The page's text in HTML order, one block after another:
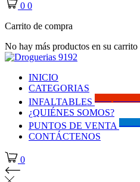
0 0
Carrito de compra
No hay más productos en su carrito
INICIO
CATEGORIAS
INFALTABLES
¿QUIÉNES SOMOS?
PUNTOS DE VENTA
CONTÁCTENOS
0